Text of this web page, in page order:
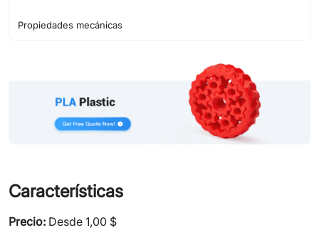
Propiedades mecánicas
Características
Precio: Desde 1,00 $